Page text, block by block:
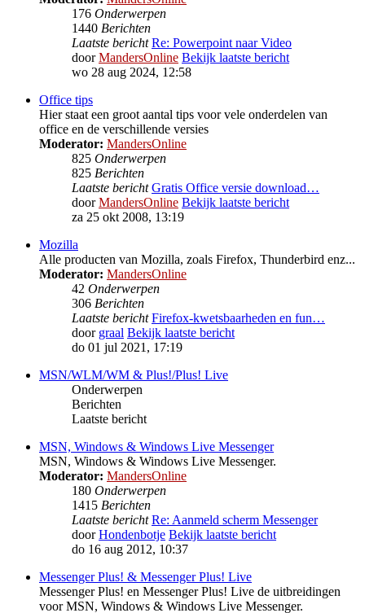
176 Onderwerpen
1440 Berichten
Laatste bericht Re: Powerpoint naar Video
doorMandersOnline Bekijk laatste bericht
wo 28 aug 2024, 12:58
Office tips
Hier staat een groot aantal tips voor vele onderdelen van
office en de verschillende versies
Moderator: MandersOnline
825 Onderwerpen
825 Berichten
Laatste bericht Gratis Office versie download…
doorMandersOnline Bekijk laatste bericht
za 25 okt 2008, 13:19
Mozilla
Alle producten van Mozilla, zoals Firefox, Thunderbird enz...
Moderator: MandersOnline
42 Onderwerpen
306 Berichten
Laatste bericht Firefox-kwetsbaarheden en fun…
door graal Bekijk laatste bericht
do 01 jul 2021, 17:19
MSN/WLM/WM & Plus!/Plus! Live
Onderwerpen
Berichten
Laatste bericht
MSN, Windows & Windows Live Messenger
MSN, Windows & Windows Live Messenger.
Moderator: MandersOnline
180 Onderwerpen
1415 Berichten
Laatste bericht Re: Aanmeld scherm Messenger
doorHondenbotje Bekijk laatste bericht
do 16 aug 2012, 10:37
Messenger Plus! & Messenger Plus! Live
Messenger Plus! en Messenger Plus! Live de uitbreidingen
voor MSN, Windows & Windows Live Messenger.